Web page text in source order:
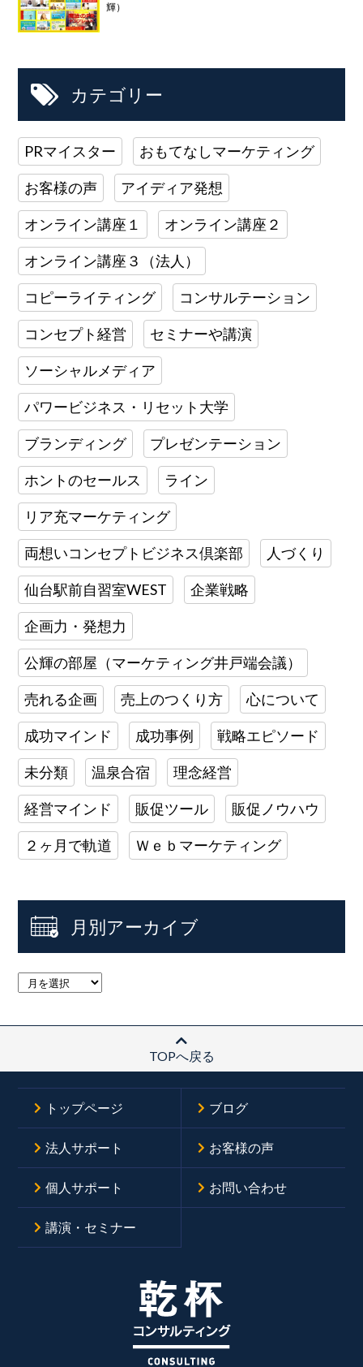
輝）
カテゴリー
PRマイスター おもてなしマーケティング
お客様の声 アイディア発想
オンライン講座１ オンライン講座２
オンライン講座３（法人）
コピーライティング コンサルテーション
コンセプト経営 セミナーや講演
ソーシャルメディア
パワービジネス・リセット大学
ブランディング プレゼンテーション
ホントのセールス ライン
リア充マーケティング
両想いコンセプトビジネス倶楽部 人づくり
仙台駅前自習室WEST 企業戦略
企画力・発想力
公輝の部屋（マーケティング井戸端会議）
売れる企画 売上のつくり方 心について
成功マインド 成功事例 戦略エピソード
未分類 温泉合宿 理念経営
経営マインド 販促ツール 販促ノウハウ
２ヶ月で軌道 Ｗｅｂマーケティング
月別アーカイブ
TOPへ戻る
トップページ
法人サポート
個人サポート
講演・セミナー
ブログ
お客様の声
お問い合わせ